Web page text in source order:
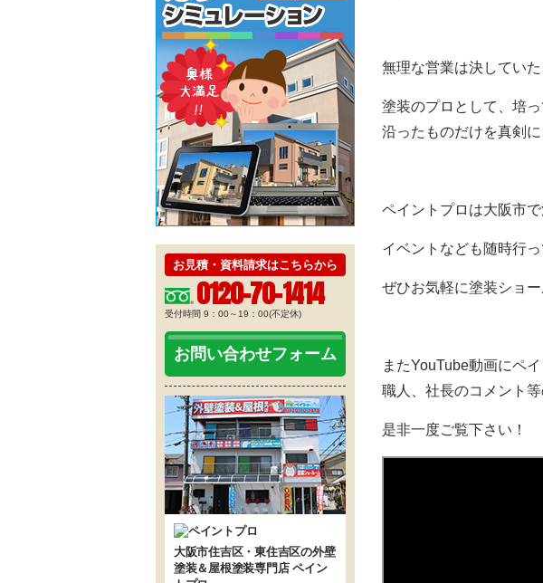
無理な営業は決していた
塗装のプロとして、培
沿ったものだけを真剣に
ペイントプロは大阪市
イベントなども随時行っ
ぜひお気軽に塗装ショ
またYouTube動画にペ
職人、社長のコメント
是非一度ご覧下さい！
お見積・資料請求はこちらから
0120-70-1414
受付時間 9：00～19：00(不定休)
お問い合わせフォーム
大阪市住吉区・東住吉区の外壁
塗装＆屋根塗装専門店 ペイン